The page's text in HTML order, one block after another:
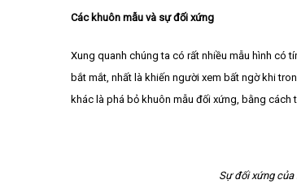
Các khuôn mẫu và sự đối xứng
Xung quanh chúng ta có rất nhiều mẫu hình có
bắt mắt, nhất là khiến người xem bất ngờ khi
khác là phá bỏ khuôn mẫu đối xứng, bằng
Sự đối xứng của